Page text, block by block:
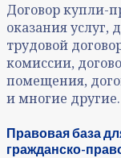
Договор купли-
оказания услуг,
трудовой
комиссии,
помещения,
и многие другие.
Правовая база
гражданско-